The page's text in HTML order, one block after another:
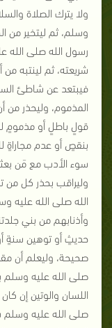
ولا يترك الصلاة
وسلم، ثم ليتخير من
رسول الله صلى الله
شريعته، ثم لينتبه
فيبتعد عن شاطئ
المذموم، وليحذر من
قولٍ باطلٍ أو مذمومٍ
بنقصٍ أو عدم مجاراةٍ
سوء الأدب مع مَن
وليراقب بحذر كل
الله صلى الله عليه
وأذنابهم من بني
حديثٍ أو توهين سنةٍ
صحيحة، وليعلم أن
صلى الله عليه
اللسان والوتين إن
صلى الله عليه وسلم